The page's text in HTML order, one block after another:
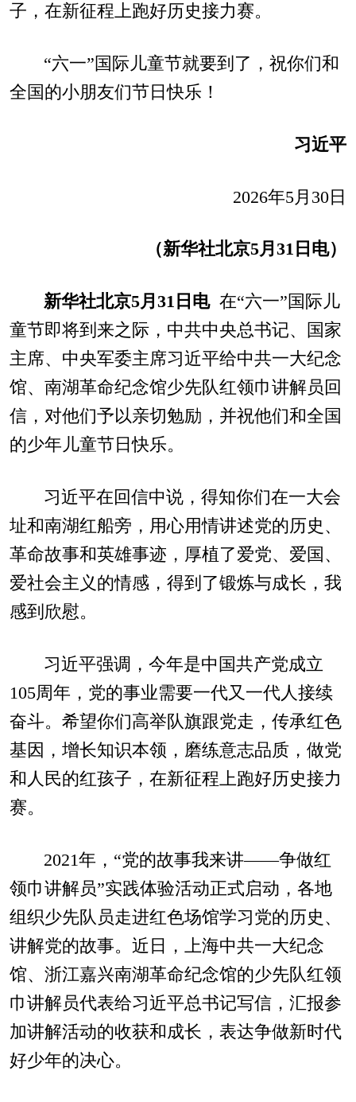
子，在新征程上跑好历史接力赛。
“六一”国际儿童节就要到了，祝你们和
全国的小朋友们节日快乐！
习近平
2026年5月30日
（新华社北京5月31日电）
新华社北京5月31日电在“六一”国际儿
童节即将到来之际，中共中央总书记、国家
主席、中央军委主席习近平给中共一大纪念
馆、南湖革命纪念馆少先队红领巾讲解员回
信，对他们予以亲切勉励，并祝他们和全国
的少年儿童节日快乐。
习近平在回信中说，得知你们在一大会
址和南湖红船旁，用心用情讲述党的历史、
革命故事和英雄事迹，厚植了爱党、爱国、
爱社会主义的情感，得到了锻炼与成长，我
感到欣慰。
习近平强调，今年是中国共产党成立
105周年，党的事业需要一代又一代人接续
奋斗。希望你们高举队旗跟党走，传承红色
基因，增长知识本领，磨练意志品质，做党
和人民的红孩子，在新征程上跑好历史接力
赛。
2021年，“党的故事我来讲——争做红
领巾讲解员”实践体验活动正式启动，各地
组织少先队员走进红色场馆学习党的历史、
讲解党的故事。近日，上海中共一大纪念
馆、浙江嘉兴南湖革命纪念馆的少先队红领
巾讲解员代表给习近平总书记写信，汇报参
加讲解活动的收获和成长，表达争做新时代
好少年的决心。